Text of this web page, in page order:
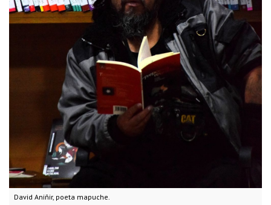
David Aniñir, poeta mapuche.